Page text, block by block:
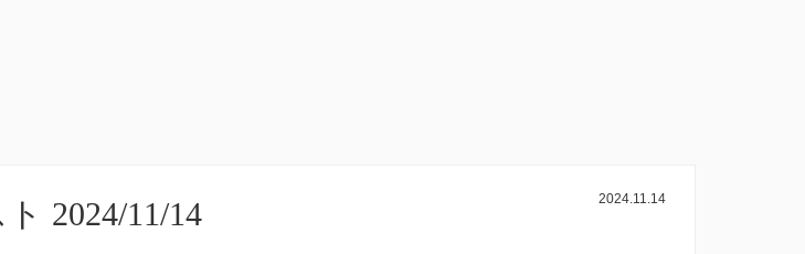
2024/11/14 2024.11.14